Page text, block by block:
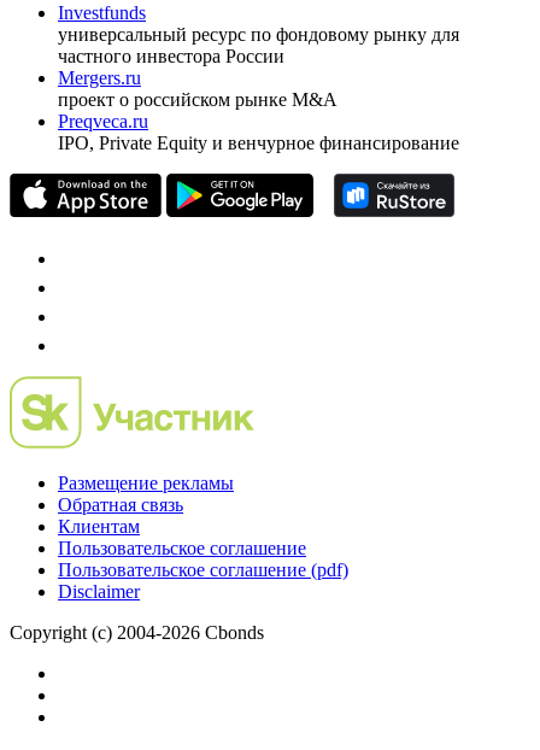
Investfunds
универсальный ресурс по фондовому рынку для
частного инвестора России
Mergers.ru
проект о российском рынке M&A
Preqveca.ru
IPO, Private Equity и венчурное финансирование
Размещение рекламы
Обратная связь
Клиентам
Пользовательское соглашение
Пользовательское соглашение (pdf)
Disclaimer
Copyright (c) 2004-2026 Cbonds